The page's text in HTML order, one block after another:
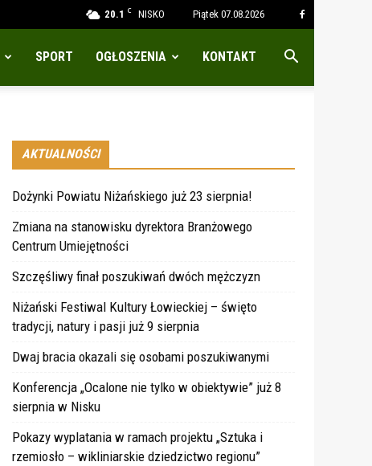
20.1 C NISKO Piątek 07.08.2026
SPORT OGŁOSZENIA KONTAKT
AKTUALNOŚCI
Dożynki Powiatu Niżańskiego już 23 sierpnia!
Zmiana na stanowisku dyrektora Branżowego
Centrum Umiejętności
Szczęśliwy finał poszukiwań dwóch mężczyzn
Niżański Festiwal Kultury Łowieckiej – święto
tradycji, natury i pasji już 9 sierpnia
Dwaj bracia okazali się osobami poszukiwanymi
Konferencja „Ocalone nie tylko w obiektywie” już 8
sierpnia w Nisku
Pokazy wyplatania w ramach projektu „Sztuka i
rzemiosło – wikliniarskie dziedzictwo regionu”